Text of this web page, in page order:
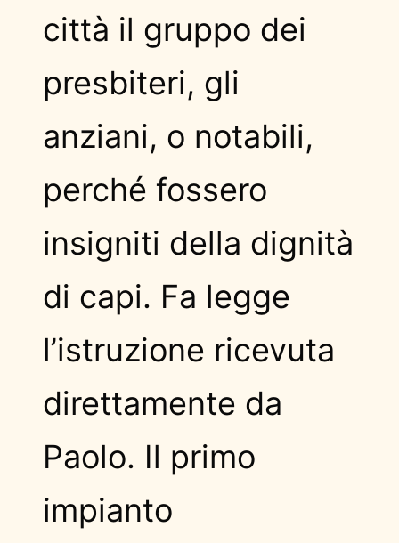
città il gruppo dei
presbiteri, gli
anziani, o notabili,
perché fossero
insigniti della dignità
di capi. Fa legge
l’istruzione ricevuta
direttamente da
Paolo. Il primo
impianto